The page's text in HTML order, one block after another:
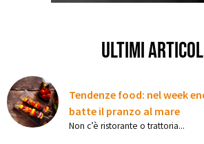
ultimi
Tendenze food: nel week
batte il pranzo al mare
Non c’è ristorante o trattoria...